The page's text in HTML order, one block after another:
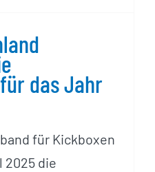
das Jahr
für Kickboxen
2025 die